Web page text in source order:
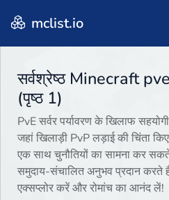
mclist.io
सर्वश्रेष्ठ Minecraft
(पृष्ठ 1)
PvE सर्वर पर्यावरण के खिलाफ
जहां खिलाड़ी PvP लड़ाई की चिंता
एक साथ चुनौतियों का सामना कर
समुदाय-संचालित अनुभव प्रदान करते
एक्सप्लोर करें और रोमांच का आनंद लें!